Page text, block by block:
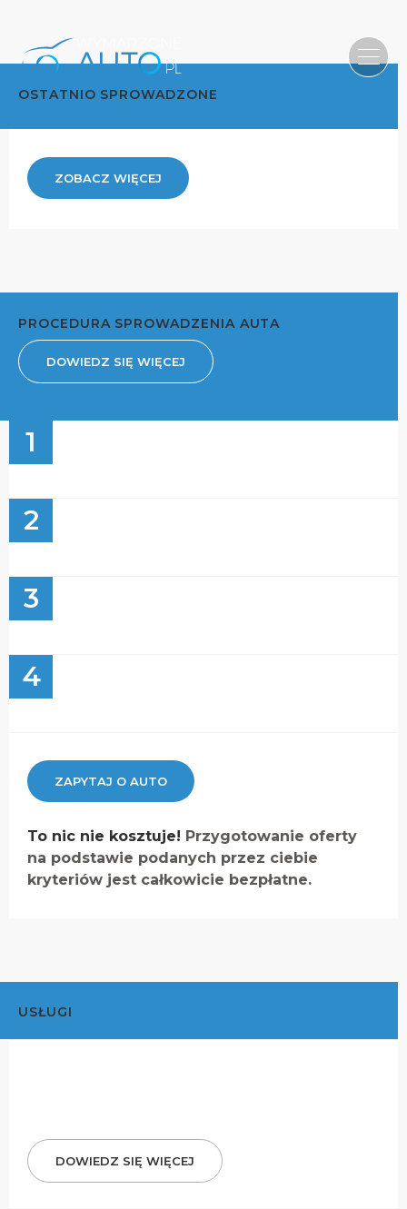
OSTATNIO SPROWADZONE
ZOBACZ WIĘCEJ
PROCEDURA SPROWADZENIA AUTA
DOWIEDZ SIĘ WIĘCEJ
1
2
3
4
ZAPYTAJ O AUTO
To nic nie kosztuje! Przygotowanie oferty
na podstawie podanych przez ciebie
kryteriów jest całkowicie bezpłatne.
USŁUGI
DOWIEDZ SIĘ WIĘCEJ